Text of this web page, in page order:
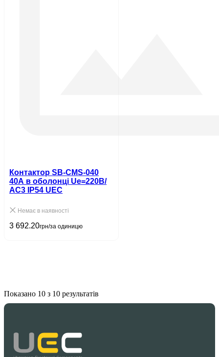
Контактор SB-CMS-040
40A в оболонці Ue=220В/
АС3 IP54 UEC
Немає в наявності
3 692.20грн/за одиницю
Показано 10 з 10 результатів